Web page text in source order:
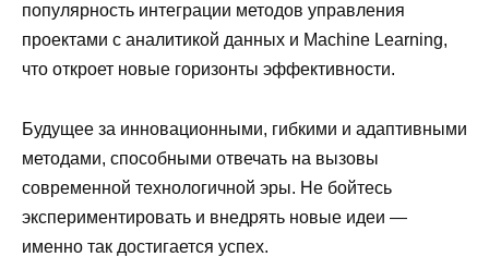
популярность интеграции методов управления
проектами с аналитикой данных и Machine Learning,
что откроет новые горизонты эффективности.
Будущее за инновационными, гибкими и адаптивными
методами, способными отвечать на вызовы
современной технологичной эры. Не бойтесь
экспериментировать и внедрять новые идеи —
именно так достигается успех.